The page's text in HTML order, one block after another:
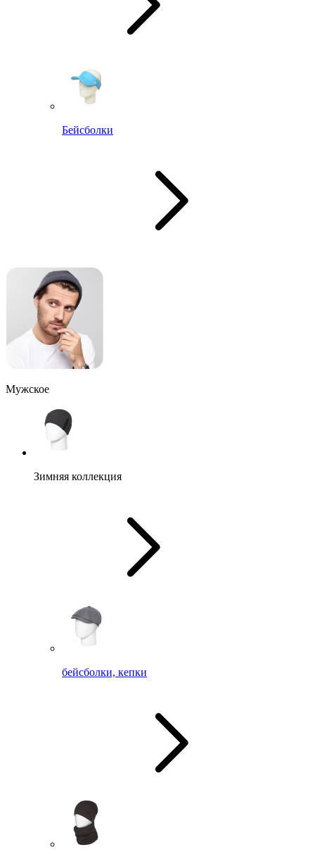
Бейсболки
Мужское
Зимняя коллекция
бейсболки, кепки